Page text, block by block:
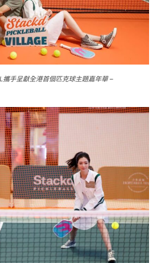
攜手呈獻全港首個匹克球主題嘉年華 –